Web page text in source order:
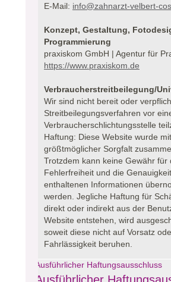
E-Mail: info@zahnarzt-velbert-
Konzept, Gestaltung,
Programmierung
praxiskom GmbH | Agentur für
https://www.praxiskom.de
Verbraucherstreitbeilegung/
Wir sind nicht bereit oder
Streitbeilegungsverfahren vor
Verbraucherschlichtungsstelle
Haftung: Diese Website wurde mit
größtmöglicher Sorgfalt
Trotzdem kann keine Gewähr für
Fehlerfreiheit und die
enthaltenen Informationen
werden. Jegliche Haftung für
direkt oder indirekt aus der
Website entstehen, wird
soweit diese nicht auf Vorsatz
Fahrlässigkeit beruhen.
Ausführlicher Haftungsausschluss